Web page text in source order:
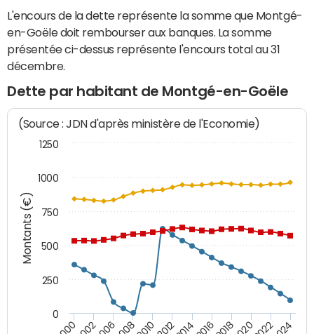
L'encours de la dette représente la somme que Montgé-
en-Goële doit rembourser aux banques. La somme
présentée ci-dessus représente l'encours total au 31
décembre.
Dette par habitant de Montgé-en-Goële
Montants (€)
(Source : JDN d'après ministère de l'Economie)
2012
0
250
500
750
1000
1250